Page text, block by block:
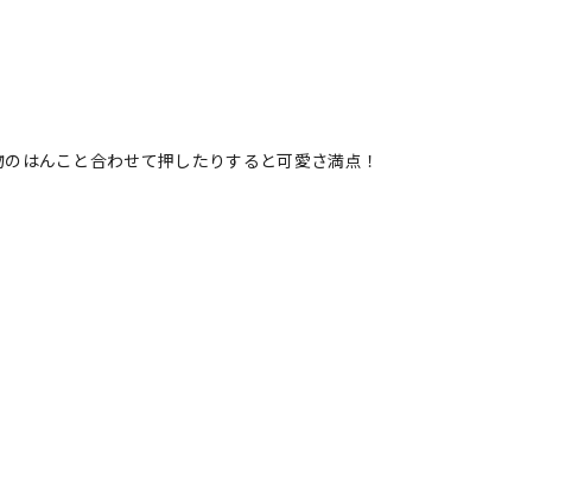
はんこと合わせて押したりすると可愛さ満点！